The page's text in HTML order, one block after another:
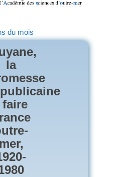
du mois
la
faire
mer,